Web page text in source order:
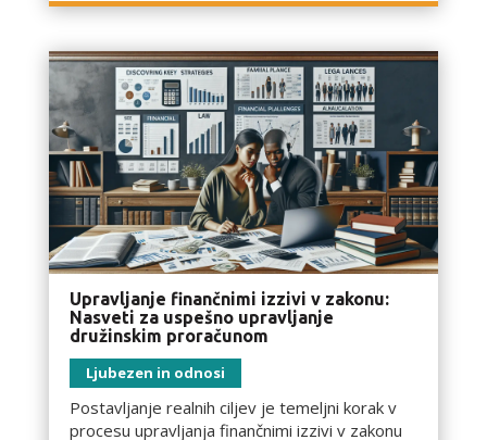
Upravljanje finančnimi izzivi v zakonu:
Nasveti za uspešno upravljanje
družinskim proračunom
Ljubezen in odnosi
Postavljanje realnih ciljev je temeljni korak v
procesu upravljanja finančnimi izzivi v zakonu